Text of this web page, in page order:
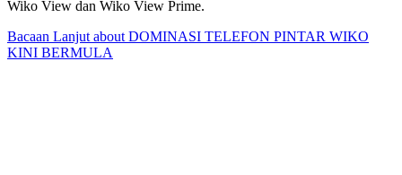
Wiko View dan Wiko View Prime.
Bacaan Lanjut about DOMINASI TELEFON PINTAR WIKO
KINI BERMULA